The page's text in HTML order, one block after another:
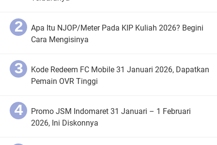
Apa Itu NJOP/Meter Pada KIP Kuliah 2026? Begini
Cara Mengisinya
Kode Redeem FC Mobile 31 Januari 2026, Dapatkan
Pemain OVR Tinggi
Promo JSM Indomaret 31 Januari – 1 Februari
2026, Ini Diskonnya